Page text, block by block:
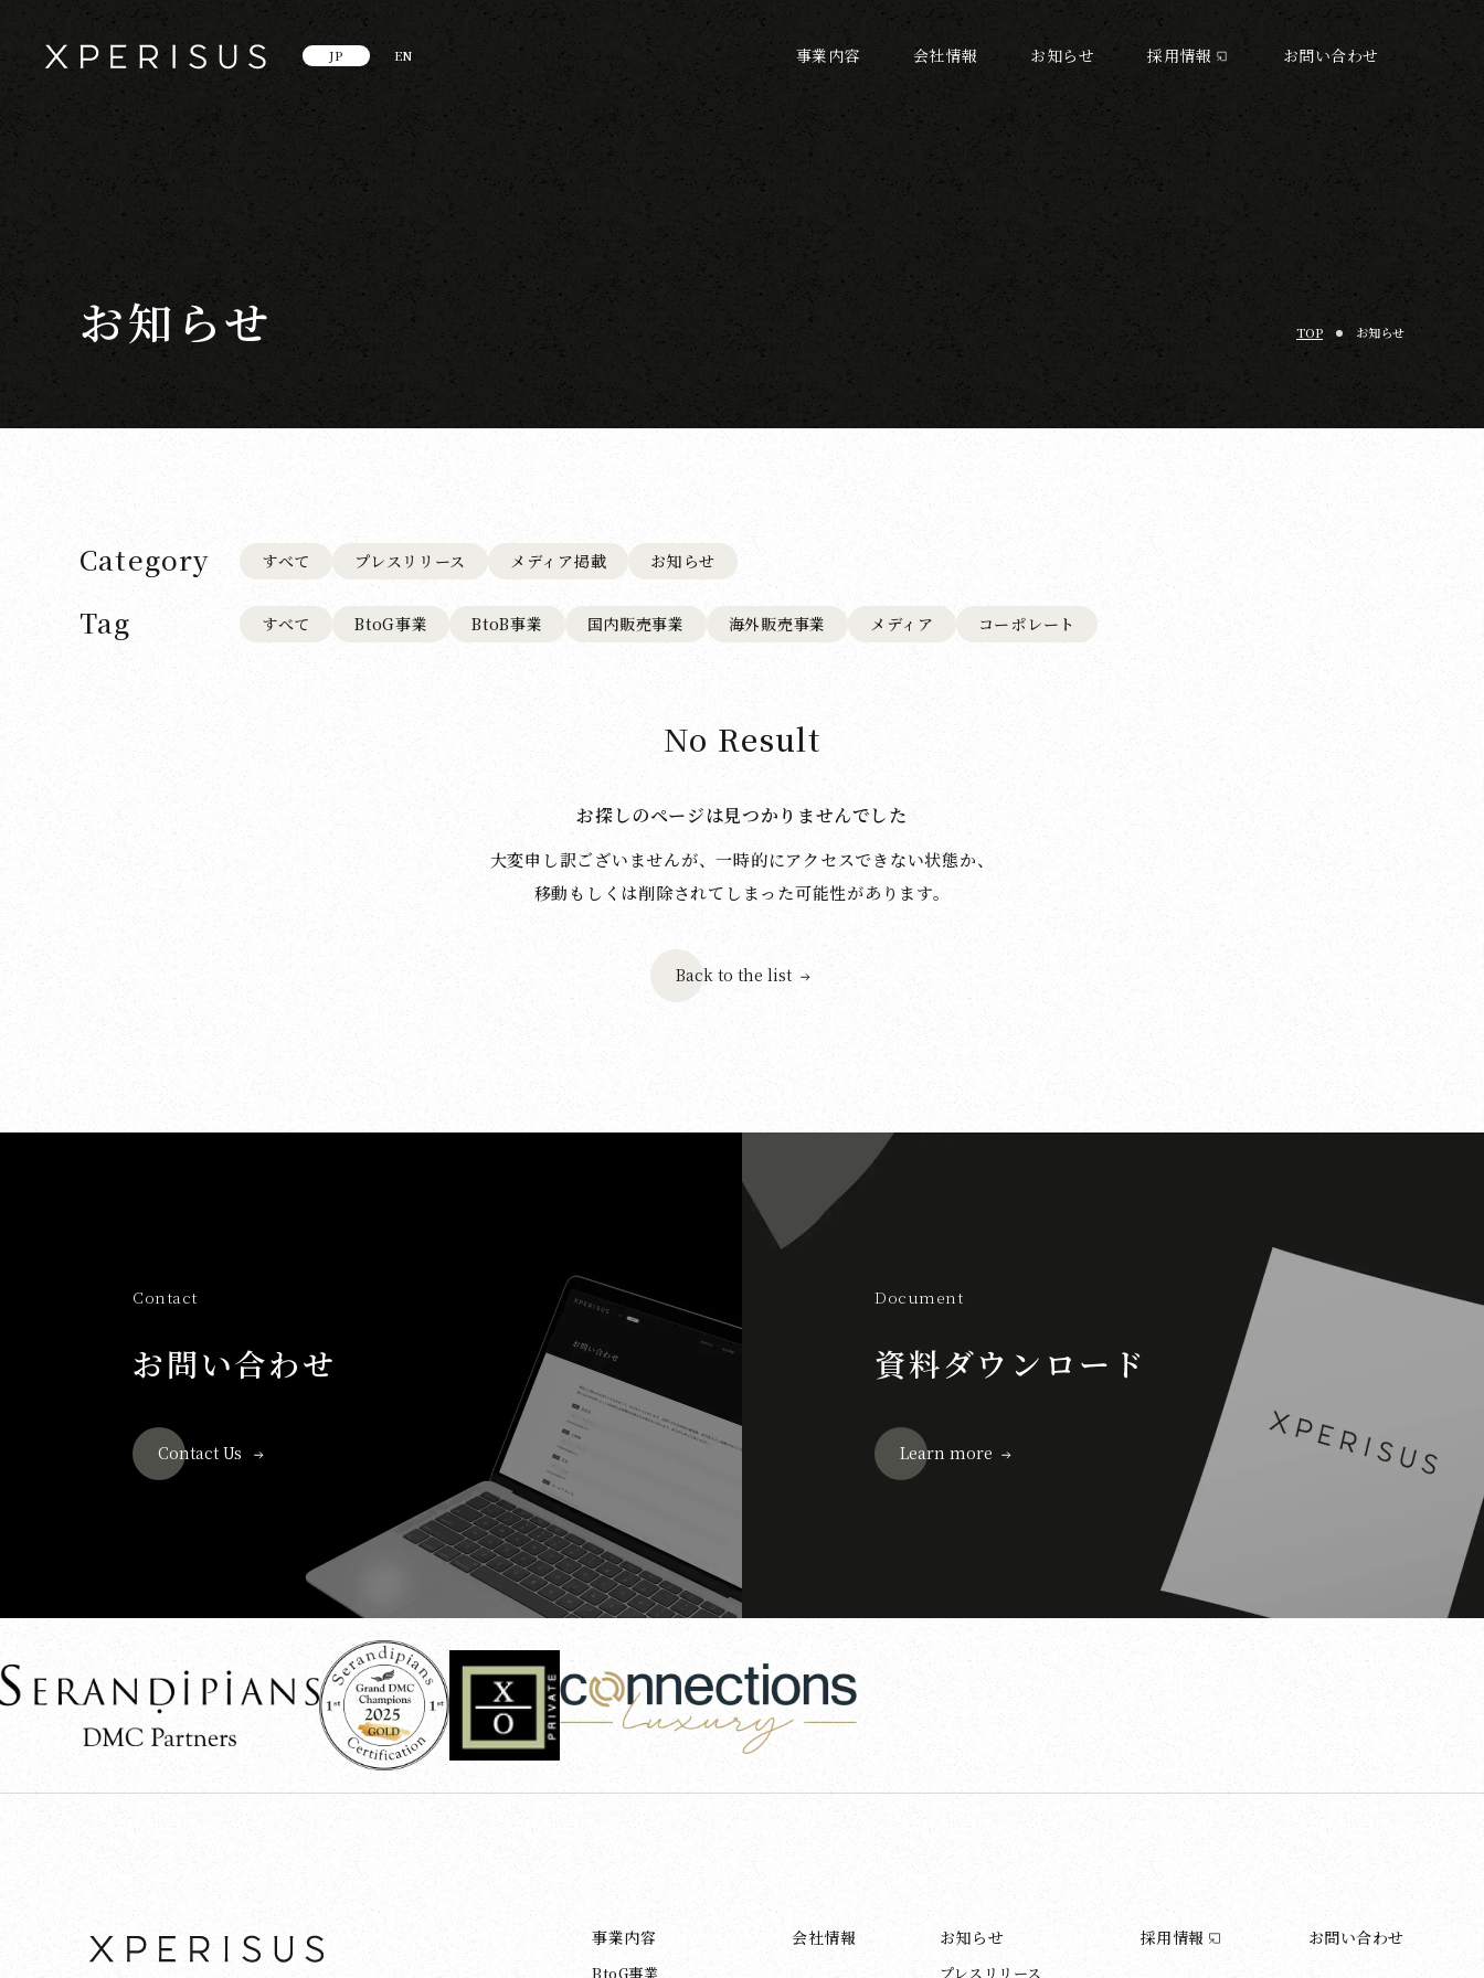
JP EN 事業内容 会社情報 お知らせ 採用情報 お問い合わせ
お知らせ TOP お知らせ
Category すべて プレスリリース メディア掲載 お知らせ
Tag すべて BtoG事業 BtoB事業 国内販売事業 海外販売事業 メディア コーポレート
No Result
お探しのページは見つかりませんでした
大変申し訳ございませんが、一時的にアクセスできない状態か、
移動もしくは削除されてしまった可能性があります。
Back to the list
Contact
お問い合わせ
Contact Us
Document
資料ダウンロード
Learn more
事業内容
BtoG事業
会社情報 お知らせ
プレスリリース
採用情報 お問い合わせ